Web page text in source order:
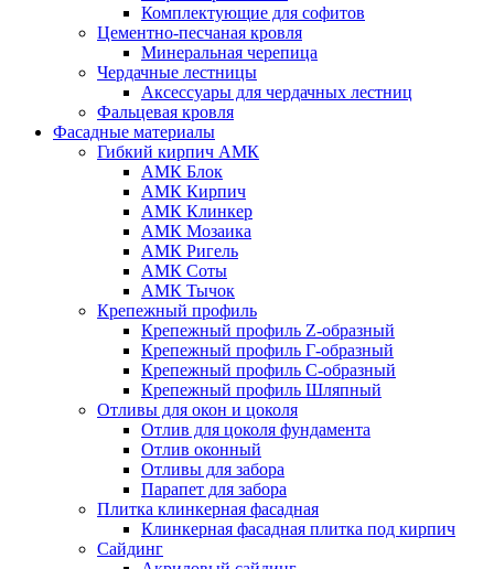
Комплектующие для софитов
Цементно-песчаная кровля
Минеральная черепица
Чердачные лестницы
Аксессуары для чердачных лестниц
Фальцевая кровля
Фасадные материалы
Гибкий кирпич АМК
АМК Блок
АМК Кирпич
АМК Клинкер
АМК Мозаика
АМК Ригель
АМК Соты
АМК Тычок
Крепежный профиль
Крепежный профиль Z-образный
Крепежный профиль Г-образный
Крепежный профиль С-образный
Крепежный профиль Шляпный
Отливы для окон и цоколя
Отлив для цоколя фундамента
Отлив оконный
Отливы для забора
Парапет для забора
Плитка клинкерная фасадная
Клинкерная фасадная плитка под кирпич
Сайдинг